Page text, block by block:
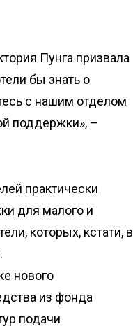
Пунга призвала
бы знать о
с нашим отделом
поддержки», –
практически
для малого и
которых, кстати, в
нового
из фонда
подачи